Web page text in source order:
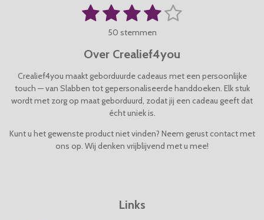
4
1
t
e
r
2
s
t
e
r
r
e
n
3
s
t
e
r
r
e
n
4
s
t
e
r
r
e
n
5
t
e
r
r
e
n
n
50 stemmen
Over Crealief4you
Crealief4you maakt geborduurde cadeaus met een persoonlijke
touch — van Slabben tot gepersonaliseerde handdoeken. Elk stuk
wordt met zorg op maat geborduurd, zodat jij een cadeau geeft dat
écht uniek is.
Kunt u het gewenste product niet vinden? Neem gerust contact met
ons op. Wij denken vrijblijvend met u mee!
Links